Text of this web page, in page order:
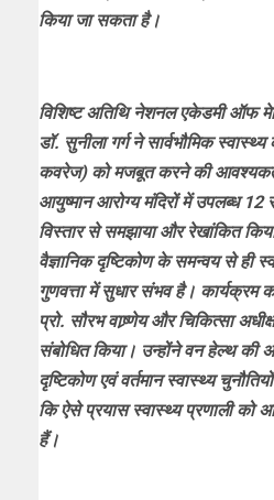
किया जा सकता है।
विशिष्ट अतिथि नेशनल एकेडमी ऑफ
डॉ. सुनीला गर्ग ने सार्वभौमिक
कवरेज) को मजबूत करने की
आयुष्मान आरोग्य मंदिरों में उपलब्ध 12
विस्तार से समझाया और रेखांकित किया
वैज्ञानिक दृष्टिकोण के समन्वय से ही
गुणवत्ता में सुधार संभव है।
प्रो. सौरभ वाष्र्णेय और चिकित्सा
संबोधित किया। उन्होंने वन हेल्थ की
दृष्टिकोण एवं वर्तमान स्वास्थ्य
कि ऐसे प्रयास स्वास्थ्य प्रणाली को
हैं।